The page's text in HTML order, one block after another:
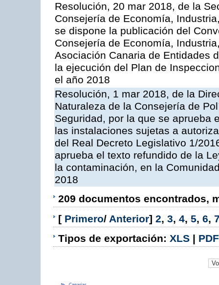
Resolución, 20 mar 2018, de la
Consejería de Economía,
se dispone la publicación del
Consejería de Economía,
Asociación Canaria de Entidades
la ejecución del Plan de
el año 2018
Resolución, 1 mar 2018, de la
Naturaleza de la Consejería de
Seguridad, por la que se aprueba
las instalaciones sujetas a
del Real Decreto Legislativo 1/
aprueba el texto refundido de la
la contaminación, en la
2018
209 documentos encontrados,
[ Primero/ Anterior] 2, 3, 4, 5, 6,
Tipos de exportación: XLS | PDF